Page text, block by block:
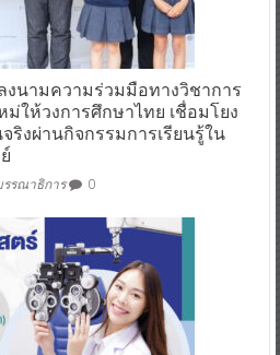
งนามความร่วมมือทางวิชาการ
ให้วงการศึกษาไทย เชื่อมโยง
ริงผ่านกิจกรรมการเรียนรู้ใน
รรณาธิการ 0